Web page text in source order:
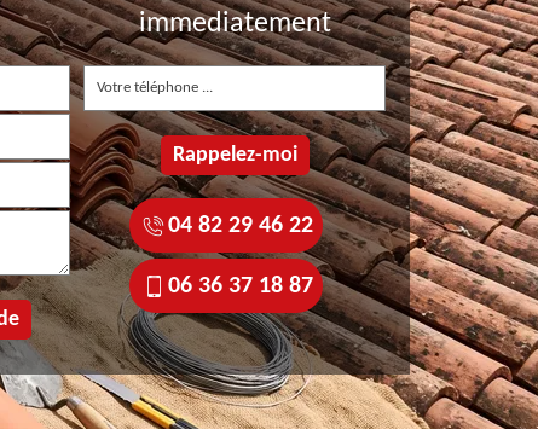
immediatement
04 82 29 46 22
06 36 37 18 87